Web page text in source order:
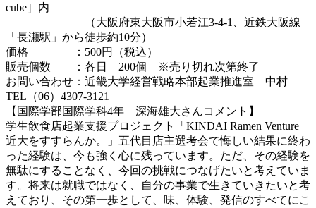
cube］内
（大阪府東大阪市小若江3-4-1、近鉄大阪線
「長瀬駅」から徒歩約10分）
価格 ：500円（税込）
販売個数 ：各日 200個 ※売り切れ次第終了
お問い合わせ：近畿大学経営戦略本部起業推進室 中村
TEL（06）4307-3121
【国際学部国際学科4年 深海雄大さんコメント】
学生飲食店起業支援プロジェクト「KINDAI Ramen Venture
近大をすすらんか。」五代目店主選考会で悔しい結果に終わ
った経験は、今も強く心に残っています。ただ、その経験を
無駄にすることなく、今回の挑戦につなげたいと考えていま
す。将来は就職ではなく、自分の事業で生きていきたいと考
えており、その第一歩として、味、体験、発信のすべてにこ